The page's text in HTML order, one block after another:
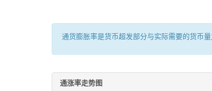
通货膨胀率是货币超发部分与实际需要的货币
通涨率走势图